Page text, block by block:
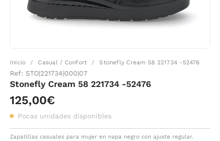
Inicio / Casual / Confort / Stonefly Cream 58 221734 -52476
Ref: STO|221734|000|07
Stonefly Cream 58 221734 -52476
125,00€
Pocas unidades disponibles
Zapatillas casuales para mujer en napa negro con ajuste regular.